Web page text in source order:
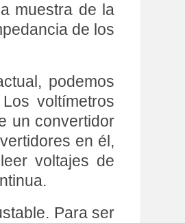
muestra de la
de los
podemos
voltímetros
un convertidor
en él,
voltajes de
Para ser